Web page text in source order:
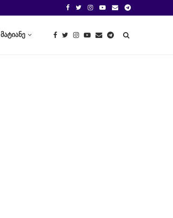
მატიანე